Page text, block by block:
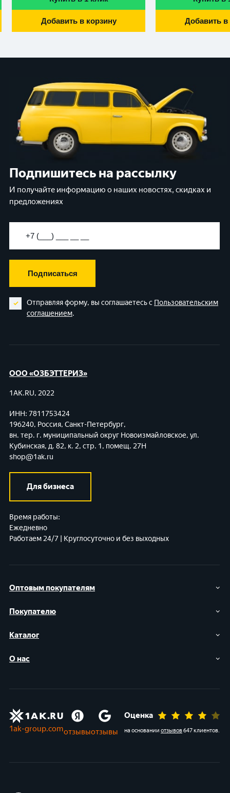
Добавить в корзину Добавить в
Подпишитесь на рассылку
И получайте информацию о наших новостях, скидках и
предложениях
Подписаться
Отправляя форму, вы соглашаетесь с Пользовательским
соглашением.
Оптовым покупателям
Покупателю
Каталог
О нас
ООО «ОЗБЭТТЕРИЗ»
1AK.RU, 2022
ИНН: 7811753424
196240, Россия, Санкт-Петербург,
вн. тер. г. муниципальный округ Новоизмайловское, ул.
Кубинская, д. 82, к. 2, стр. 1, помещ. 27Н
shop@1ak.ru
Для бизнеса
Время работы:
Ежедневно
Работаем 24/7 | Круглосуточно и без выходных
1ak-group.comотзывыотзывы
Оценка
на основании отзывов647 клиентов.